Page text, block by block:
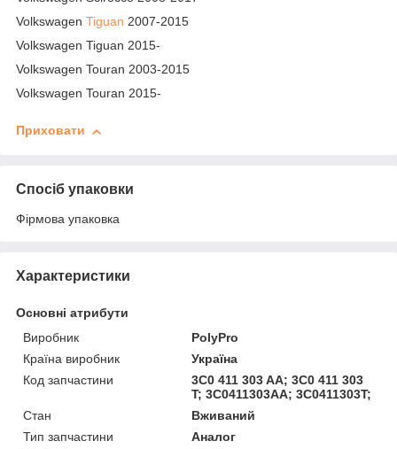
Volkswagen Tiguan 2007-2015
Volkswagen Tiguan 2015-
Volkswagen Touran 2003-2015
Volkswagen Touran 2015-
Приховати
Спосіб упаковки
Фірмова упаковка
Характеристики
Основні атрибути
Виробник
PolyPro
Країна виробник
Україна
Код запчастини
3C0 411 303 AA; 3C0 411 303
T; 3C0411303AA; 3C0411303T;
Стан
Вживаний
Тип запчастини
Аналог